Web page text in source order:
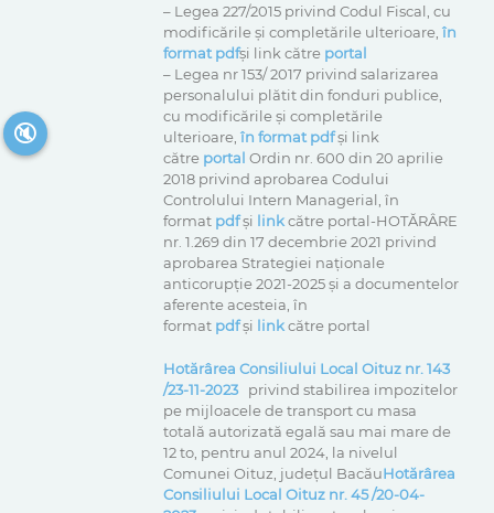
– Legea 227/2015 privind Codul Fiscal, cu
modificările și completările ulterioare, în
format pdfși link către portal
– Legea nr 153/ 2017 privind salarizarea
personalului plătit din fonduri publice,
cu modificările și completările
ulterioare, în format pdfși link
către portal Ordin nr. 600 din 20 aprilie
2018 privind aprobarea Codului
Controlului Intern Managerial, în
format pdfși linkcătre portal-HOTĂRÂRE
nr. 1.269 din 17 decembrie 2021 privind
aprobarea Strategiei naționale
anticorupție 2021-2025 și a documentelor
aferente acesteia, în
format pdfși linkcătre portal
Hotărârea Consiliului Local Oituz nr. 143
/23-11-2023
privind stabilirea impozitelor
pe mijloacele de transport cu masa
totală autorizată egală sau mai mare de
12 to, pentru anul 2024, la nivelul
Comunei Oituz, județul BacăuHotărârea
Consiliului Local Oituz nr. 45 /20-04-
🔇